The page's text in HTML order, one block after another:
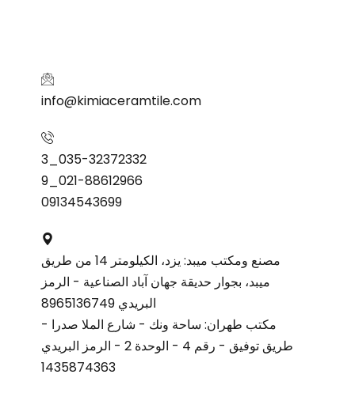
info@kimiaceramtile.com
035-32372332_3
021-88612966_9
09134543699
مصنع ومكتب ميبد: يزد، الكيلومتر 14 من طريق
ميبد، بجوار حديقة جهان آباد الصناعية - الرمز
البريدي 8965136749
مكتب طهران: ساحة ونك - شارع الملا صدرا -
طريق توفيق - رقم 4 - الوحدة 2 - الرمز البريدي
1435874363